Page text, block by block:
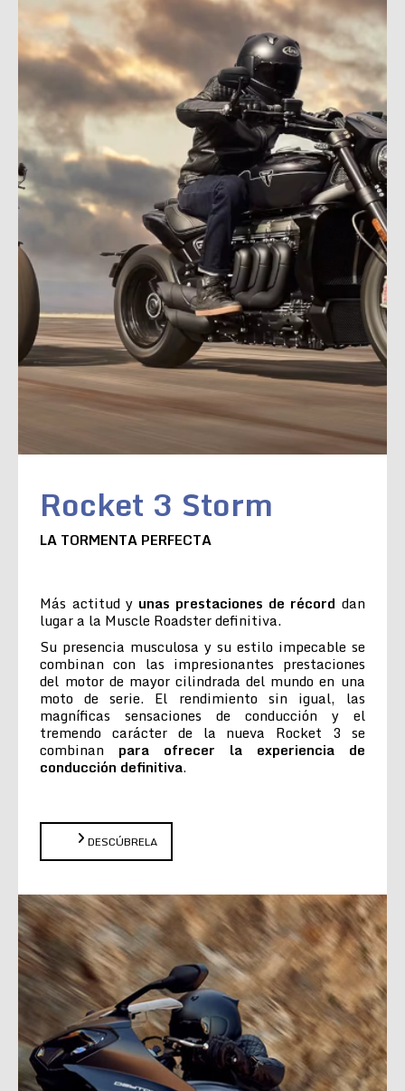
Rocket 3 Storm
LA TORMENTA PERFECTA
Más actitud y unas prestaciones de récord dan
lugar a la Muscle Roadster definitiva.
Su presencia musculosa y su estilo impecable se
combinan con las impresionantes prestaciones
del motor de mayor cilindrada del mundo en una
moto de serie. El rendimiento sin igual, las
magníficas sensaciones de conducción y el
tremendo carácter de la nueva Rocket 3 se
combinan para ofrecer la experiencia de
conducción definitiva.
DESCÚBRELA